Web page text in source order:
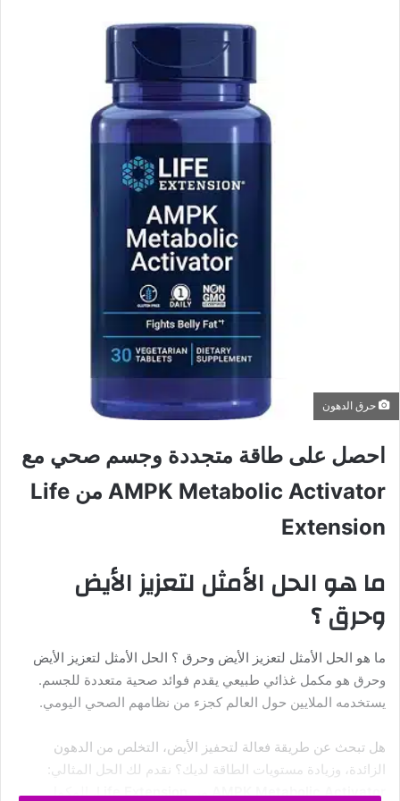
حرق الدهون
احصل على طاقة متجددة وجسم صحي مع
AMPK Metabolic Activator من Life
Extension
ما هو الحل الأمثل لتعزيز الأيض
وحرق ؟
ما هو الحل الأمثل لتعزيز الأيض وحرق ؟ الحل الأمثل لتعزيز الأيض
وحرق هو مكمل غذائي طبيعي يقدم فوائد صحية متعددة للجسم.
يستخدمه الملايين حول العالم كجزء من نظامهم الصحي اليومي.
هل تبحث عن طريقة فعالة لتحفيز الأيض، التخلص من الدهون
الزائدة، وزيادة مستويات الطاقة لديك؟ نقدم لك الحل المثالي: